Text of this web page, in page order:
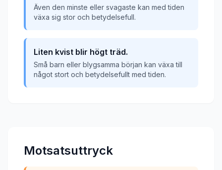
Även den minste eller svagaste kan med tiden
växa sig stor och betydelsefull.
Liten kvist blir högt träd.
Små barn eller blygsamma början kan växa till
något stort och betydelsefullt med tiden.
Motsatsuttryck